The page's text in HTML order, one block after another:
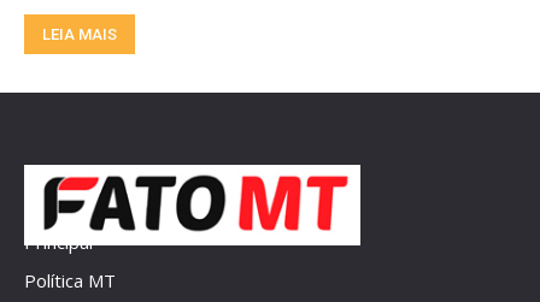
LEIA MAIS
Principal
Política MT